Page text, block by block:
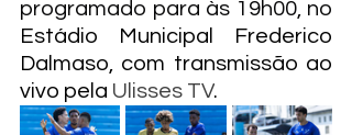
Estádio Municipal Frederico
Dalmaso, com transmissão ao
vivo pela Ulisses TV.